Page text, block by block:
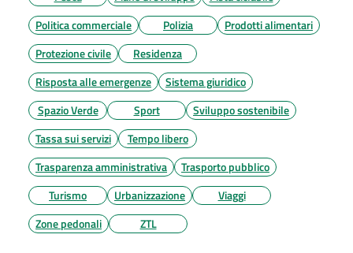
Politica commerciale
Polizia
Prodotti alimentari
Protezione civile
Residenza
Risposta alle emergenze
Sistema giuridico
Spazio Verde
Sport
Sviluppo sostenibile
Tassa sui servizi
Tempo libero
Trasparenza amministrativa
Trasporto pubblico
Turismo
Urbanizzazione
Viaggi
Zone pedonali
ZTL